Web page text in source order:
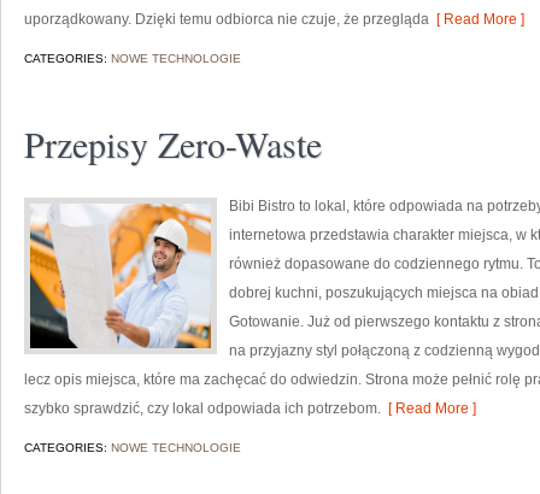
uporządkowany. Dzięki temu odbiorca nie czuje, że przegląda [ Read More ]
CATEGORIES: NOWE TECHNOLOGIE
Przepisy Zero-Waste
Bibi Bistro to lokal, które odpowiada na
internetowa przedstawia charakter miejsca, w
również dopasowane do codziennego rytmu.
dobrej kuchni, poszukujących miejsca na
Gotowanie. Już od pierwszego kontaktu z
na przyjazny styl połączoną z codzienną
lecz opis miejsca, które ma zachęcać do odwiedzin. Strona może pełnić rolę
szybko sprawdzić, czy lokal odpowiada ich potrzebom. [ Read More ]
CATEGORIES: NOWE TECHNOLOGIE